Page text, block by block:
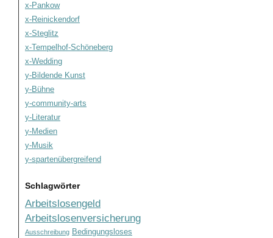
x-Pankow
x-Reinickendorf
x-Steglitz
x-Tempelhof-Schöneberg
x-Wedding
y-Bildende Kunst
y-Bühne
y-community-arts
y-Literatur
y-Medien
y-Musik
y-spartenübergreifend
Schlagwörter
Arbeitslosengeld
Arbeitslosenversicherung
Ausschreibung Bedingungsloses